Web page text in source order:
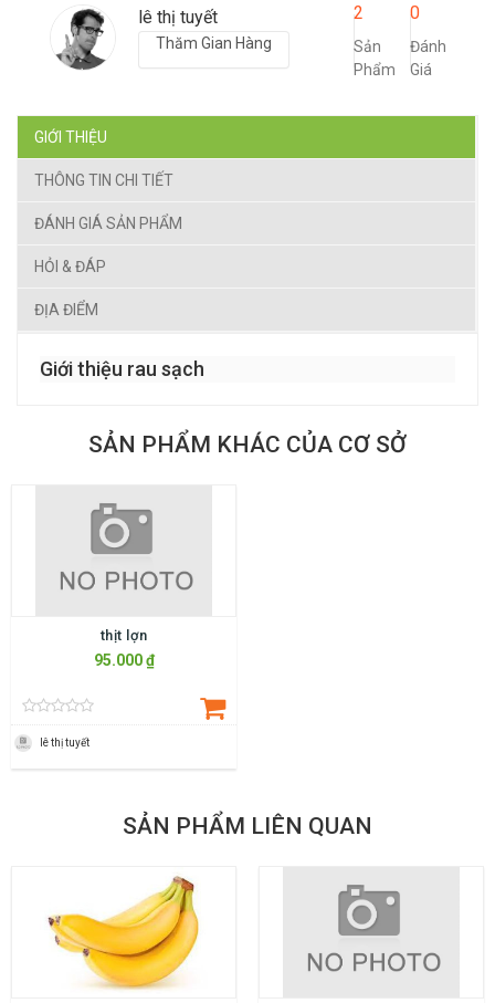
lê thị tuyết
Thăm Gian Hàng
2
Sản
Phẩm
0
Đánh
Giá
GIỚI THIỆU
THÔNG TIN CHI TIẾT
ĐÁNH GIÁ SẢN PHẨM
HỎI & ĐÁP
ĐỊA ĐIỂM
Giới thiệu rau sạch
SẢN PHẨM KHÁC CỦA CƠ SỞ
thịt lợn
95.000 ₫
lê thị tuyết
SẢN PHẨM LIÊN QUAN